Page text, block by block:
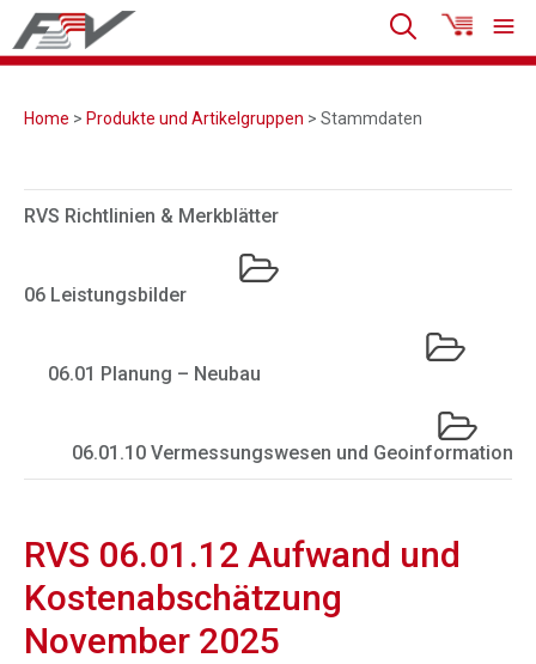
Home > Produkte und Artikelgruppen > Stammdaten
RVS Richtlinien & Merkblätter
06 Leistungsbilder
06.01 Planung – Neubau
06.01.10 Vermessungswesen und Geoinformation
RVS 06.01.12 Aufwand und
Kostenabschätzung
November 2025